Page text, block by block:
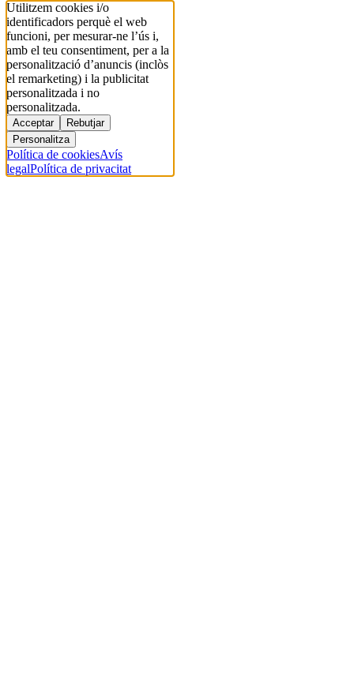
Utilitzem cookies i/o
identificadors perquè el web
funcioni, per mesurar-ne l’ús i,
amb el teu consentiment, per a la
personalització d’anuncis (inclòs
el remarketing) i la publicitat
personalitzada i no
personalitzada.
Acceptar
Rebutjar
Personalitza
Política de cookiesAvís
legalPolítica de privacitat